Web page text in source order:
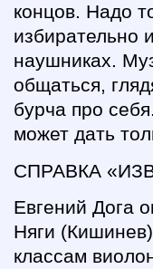
концов. Надо
избирательно
наушниках.
общаться,
бурча про
может дать
СПРАВКА
Евгений Дога
Няги
классам